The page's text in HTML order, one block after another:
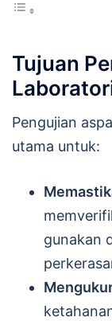
Tujuan
Pengujian
utama untuk:
gunakan